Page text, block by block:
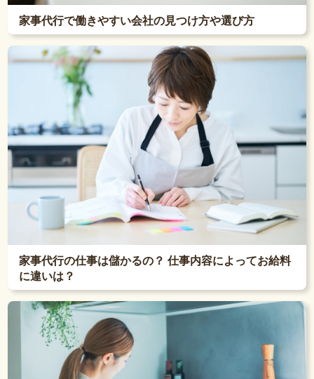
家事代行で働きやすい会社の見つけ方や選び方
家事代行の仕事は儲かるの？ 仕事内容によってお給料
に違いは？